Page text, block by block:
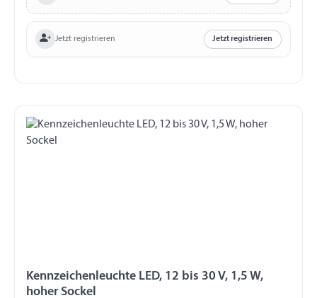
Jetzt registrieren Jetzt registrieren
Kennzeichenleuchte LED, 12 bis 30 V, 1,5 W,
hoher Sockel